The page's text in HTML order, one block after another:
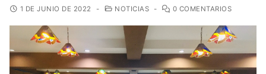
1 DE JUNIO DE 2022 - NOTICIAS - 0 COMENTARIOS